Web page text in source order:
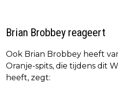
Brian Brobbey reageert
Ook Brian Brobbey heeft
Oranje-spits, die tijdens dit
heeft, zegt: